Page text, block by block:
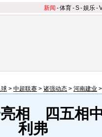
新闻 -体育-S-娱乐-
> 中超联赛 > 诸强动态 > 河南建业
亮相 四五相
利弗